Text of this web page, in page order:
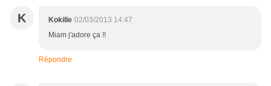
K Kokille 02/03/2013 14:47
Miam j'adore ça !!
Répondre